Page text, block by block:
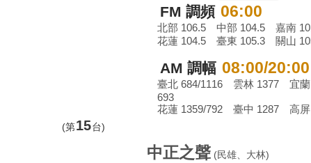
(第15台)
FM 調頻 06:00
北部 106.5 中部 104.5 嘉南
花蓮 104.5 臺東 105.3 關山
AM 調幅 08:00/20:00
臺北 684/1116 雲林 1377 宜
693
花蓮 1359/792 臺中 1287 高
中正之聲 (民雄、大林)